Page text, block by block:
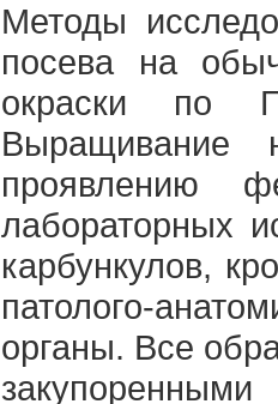
Методы
посева на
окраски по
Выращивание
проявлению
лабораторных
карбункулов,
патолого-
органы. Все